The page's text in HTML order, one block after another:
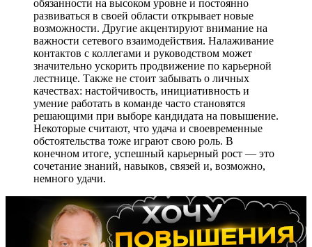
обязанности на высоком уровне и постоянно
развиваться в своей области открывает новые
возможности. Другие акцентируют внимание на
важности сетевого взаимодействия. Налаживание
контактов с коллегами и руководством может
значительно ускорить продвижение по карьерной
лестнице. Также не стоит забывать о личных
качествах: настойчивость, инициативность и
умение работать в команде часто становятся
решающими при выборе кандидата на повышение.
Некоторые считают, что удача и своевременные
обстоятельства тоже играют свою роль. В
конечном итоге, успешный карьерный рост — это
сочетание знаний, навыков, связей и, возможно,
немного удачи.